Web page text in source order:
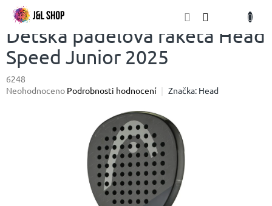
Přejít
obsah
Dětská padelová raketa Head
Speed Junior 2025
6248
Průměrné
Neohodnoceno Podrobnosti hodnocení Značka: Head